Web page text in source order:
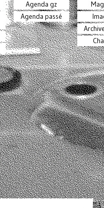
Agenda gz
Agenda passé